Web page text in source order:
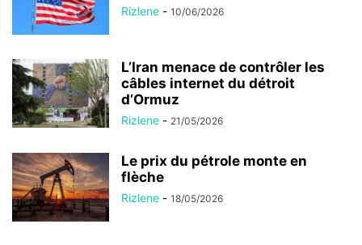
Rizlene - 10/06/2026
L’Iran menace de contrôler les
câbles internet du détroit
d’Ormuz
Rizlene - 21/05/2026
Le prix du pétrole monte en
flèche
Rizlene - 18/05/2026